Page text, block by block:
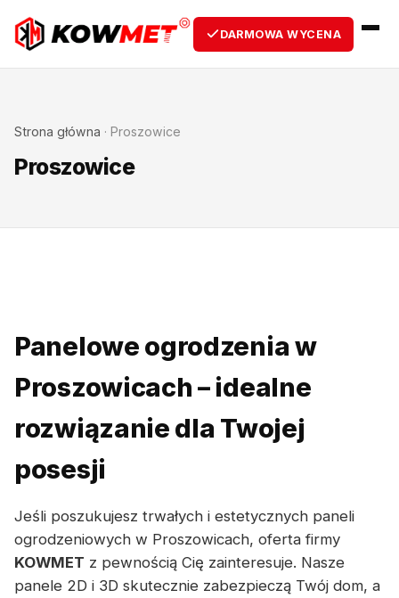
DARMOWA WYCENA
Strona główna · Proszowice
Proszowice
Panelowe ogrodzenia w
Proszowicach – idealne
rozwiązanie dla Twojej
posesji
Jeśli poszukujesz trwałych i estetycznych paneli
ogrodzeniowych w Proszowicach, oferta firmy
KOWMET z pewnością Cię zainteresuje. Nasze
panele 2D i 3D skutecznie zabezpieczą Twój dom, a